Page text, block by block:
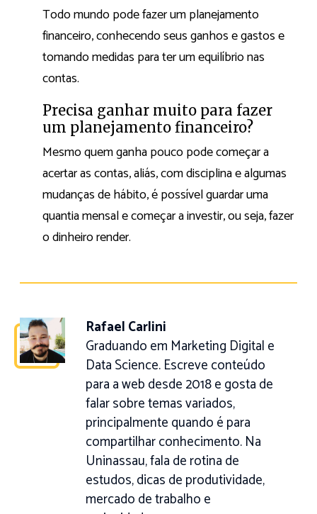
Todo mundo pode fazer um planejamento
financeiro, conhecendo seus ganhos e gastos e
tomando medidas para ter um equilíbrio nas
contas.
Precisa ganhar muito para fazer
um planejamento financeiro?
Mesmo quem ganha pouco pode começar a
acertar as contas, aliás, com disciplina e algumas
mudanças de hábito, é possível guardar uma
quantia mensal e começar a investir, ou seja, fazer
o dinheiro render.
Rafael Carlini
Graduando em Marketing Digital e
Data Science. Escreve conteúdo
para a web desde 2018 e gosta de
falar sobre temas variados,
principalmente quando é para
compartilhar conhecimento. Na
Uninassau, fala de rotina de
estudos, dicas de produtividade,
mercado de trabalho e